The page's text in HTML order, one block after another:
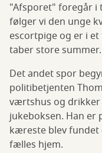
"Afsporet" foregår
følger vi den unge
escortpige og er i
taber store summer.
Det andet spor
politibetjenten
værtshus og drikker
jukeboksen. Han er
kæreste blev
fælles hjem.